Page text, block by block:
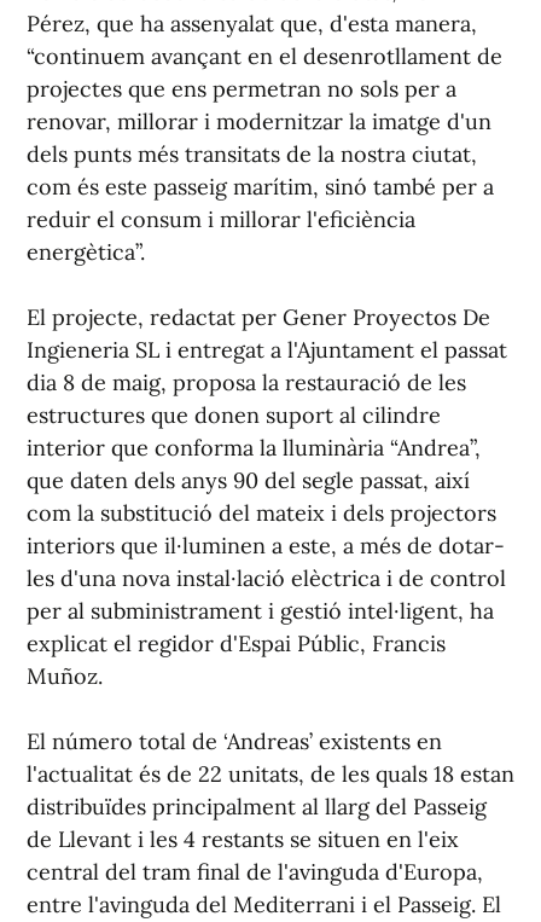
Pérez, que ha assenyalat que, d'esta manera,
“continuem avançant en el desenrotllament de
projectes que ens permetran no sols per a
renovar, millorar i modernitzar la imatge d'un
dels punts més transitats de la nostra ciutat,
com és este passeig marítim, sinó també per a
reduir el consum i millorar l'eficiència
energètica”.
El projecte, redactat per Gener Proyectos De
Ingieneria SL i entregat a l'Ajuntament el passat
dia 8 de maig, proposa la restauració de les
estructures que donen suport al cilindre
interior que conforma la lluminària “Andrea”,
que daten dels anys 90 del segle passat, així
com la substitució del mateix i dels projectors
interiors que il·luminen a este, a més de dotar-
les d'una nova instal·lació elèctrica i de control
per al subministrament i gestió intel·ligent, ha
explicat el regidor d'Espai Públic, Francis
Muñoz.
El número total de ‘Andreas’ existents en
l'actualitat és de 22 unitats, de les quals 18 estan
distribuïdes principalment al llarg del Passeig
de Llevant i les 4 restants se situen en l'eix
central del tram final de l'avinguda d'Europa,
entre l'avinguda del Mediterrani i el Passeig. El